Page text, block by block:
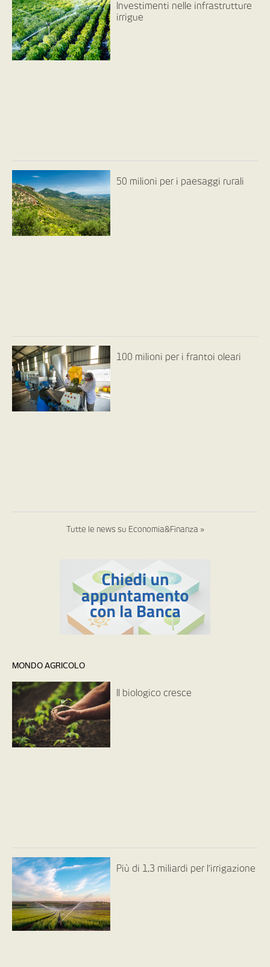
Investimenti nelle infrastrutture
irrigue
50 milioni per i paesaggi rurali
100 milioni per i frantoi oleari
Tutte le news su Economia&Finanza »
MONDO AGRICOLO
Il biologico cresce
Più di 1,3 miliardi per l’irrigazione